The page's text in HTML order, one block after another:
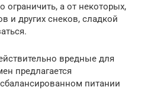
ограничить, а от некоторых,
и других снеков, сладкой
вредные для
предлагается
питании